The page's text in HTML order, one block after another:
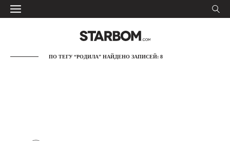
ПО ТЕГУ “РОДИЛА” НАЙДЕНО ЗАПИСЕЙ: 8